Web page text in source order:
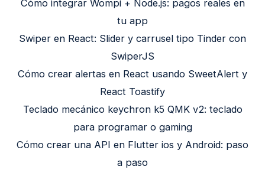
Cómo integrar Wompi + Node.js: pagos reales en
tu app
Swiper en React: Slider y carrusel tipo Tinder con
SwiperJS
Cómo crear alertas en React usando SweetAlert y
React Toastify
Teclado mecánico keychron k5 QMK v2: teclado
para programar o gaming
Cómo crear una API en Flutter ios y Android: paso
a paso